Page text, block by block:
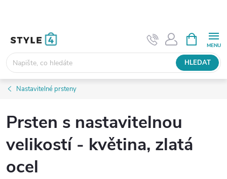
HLEDAT
NÁKUPNÍ
KOŠÍK
Nastavitelné prsteny
Prsten s nastavitelnou
velikostí - květina, zlatá
ocel